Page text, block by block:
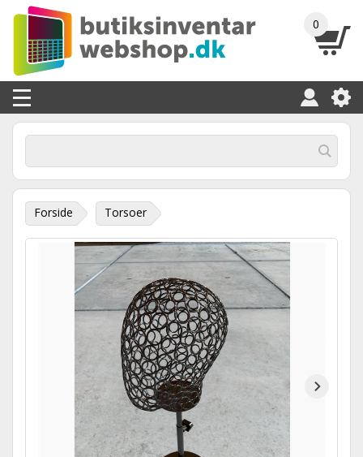
0
Forside Torsoer